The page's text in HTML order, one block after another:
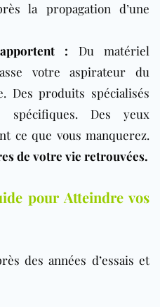
la propagation d’une
: Du matériel
votre aspirateur du
Des produits spécialisés
spécifiques. Des yeux
ce que vous manquerez.
de votre vie retrouvées.
pour Atteindre vos
des années d’essais et